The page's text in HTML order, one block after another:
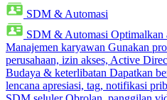
SDM & Automasi
SDM & Automasi Optimalkan
Manajemen karyawan Gunakan
perusahaan, izin akses, Active
Budaya & keterlibatan Dapatkan
lencana apresiasi, tag, notifikasi